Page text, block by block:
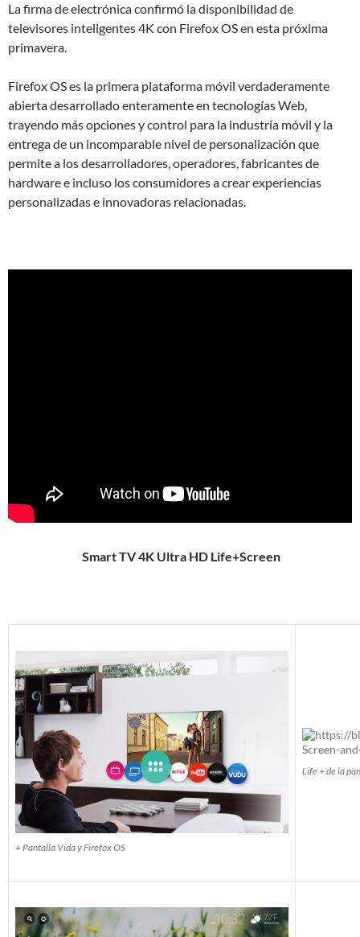
La firma de electrónica confirmó la disponibilidad de
televisores inteligentes 4K con Firefox OS en esta próxima
primavera.
Firefox OS es la primera plataforma móvil verdaderamente
abierta desarrollado enteramente en tecnologías Web,
trayendo más opciones y control para la industria móvil y la
entrega de un incomparable nivel de personalización que
permite a los desarrolladores, operadores, fabricantes de
hardware e incluso los consumidores a crear experiencias
personalizadas e innovadoras relacionadas.
Smart TV 4K Ultra HD Life+Screen
+ Pantalla Vida y Firefox OS
Life + de la